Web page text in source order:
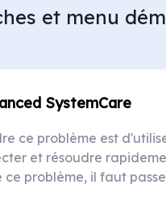
et menu
SystemCare
ce problème est
et résoudre
ce problème, il faut